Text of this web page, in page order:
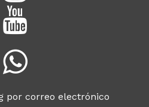
por correo electrónico